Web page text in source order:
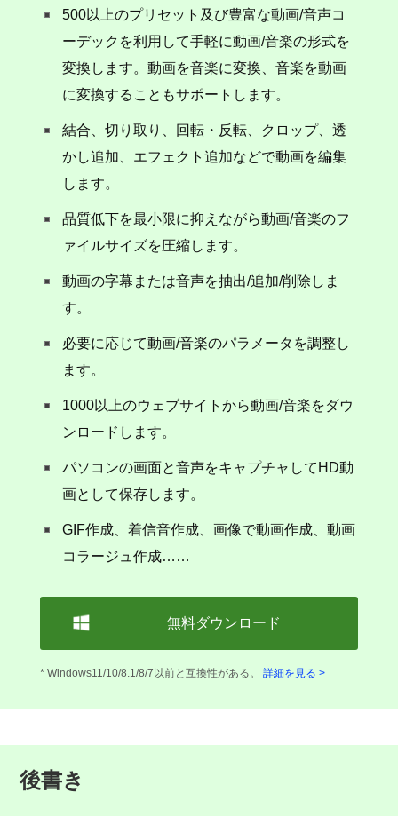
500以上のプリセット及び豊富な動画/音声コ
ーデックを利用して手軽に動画/音楽の形式を
変換します。動画を音楽に変換、音楽を動画
に変換することもサポートします。
結合、切り取り、回転・反転、クロップ、透
かし追加、エフェクト追加などで動画を編集
します。
品質低下を最小限に抑えながら動画/音楽のフ
ァイルサイズを圧縮します。
動画の字幕または音声を抽出/追加/削除しま
す。
必要に応じて動画/音楽のパラメータを調整し
ます。
1000以上のウェブサイトから動画/音楽をダウ
ンロードします。
パソコンの画面と音声をキャプチャしてHD動
画として保存します。
GIF作成、着信音作成、画像で動画作成、動画
コラージュ作成……
無料ダウンロード
* Windows11/10/8.1/8/7以前と互換性がある。 詳細を見る >
後書き